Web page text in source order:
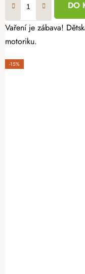
DO
Vaření je zábava!
motoriku.
-15%